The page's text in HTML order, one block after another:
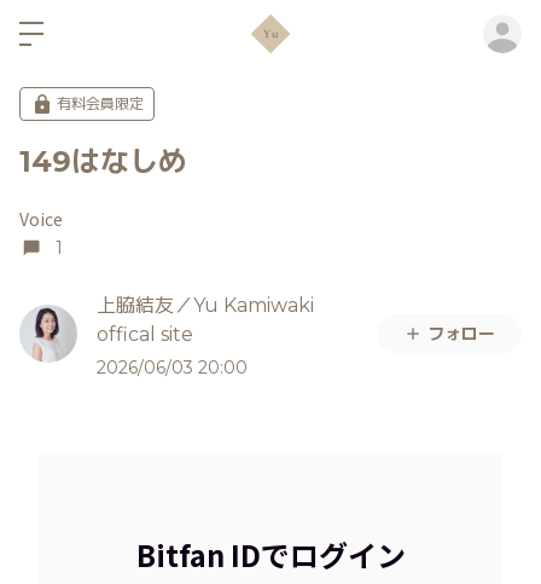
有料会員限定
149はなしめ
Voice
1
上脇結友／Yu Kamiwaki
offical site
2026/06/03 20:00
フォロー
Bitfan IDでログイン